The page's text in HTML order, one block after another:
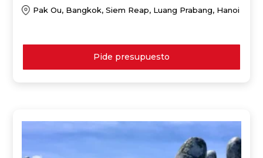
Pak Ou, Bangkok, Siem Reap, Luang Prabang, Hanoi
Pide presupuesto